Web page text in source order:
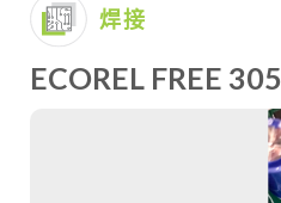
焊接
ECOREL FREE